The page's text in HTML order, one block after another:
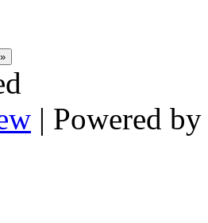
| Powered